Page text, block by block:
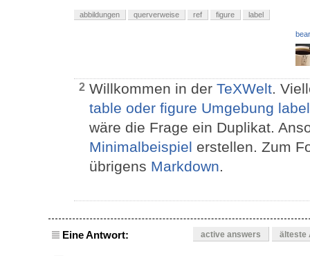
abbildungen querverweise ref figure label
2 Willkommen in der TeXWelt.
table oder figure Umgebung
wäre die Frage ein Duplikat.
Minimalbeispiel erstellen. Zum
übrigens Markdown.
Eine Antwort: active answers älteste